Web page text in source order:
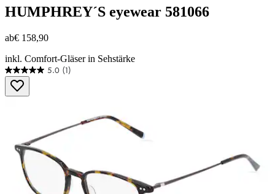
HUMPHREY´S eyewear 581066
ab€ 158,90
inkl. Comfort-Gläser in Sehstärke
5.0 (1)
5.0
von
5